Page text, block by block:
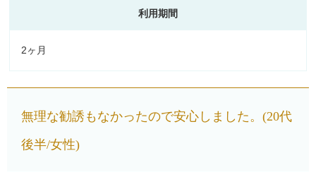
利用期間
2ヶ月
無理な勧誘もなかったので安心しました。(20代
後半/女性)